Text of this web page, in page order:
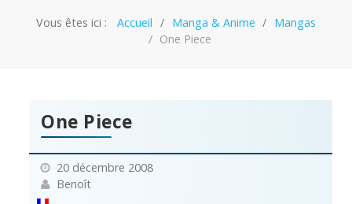
Vous êtes ici : Accueil Manga & Anime
Mangas
One Piece
One Piece
20 décembre 2008
Benoît